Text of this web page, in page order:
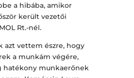
a hibába, amikor
került vezetői
Rt.-nél.
azt vettem észre, hogy
a munkám végére,
hatékony munkaerőnek